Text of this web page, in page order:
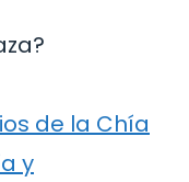
de la Chía
y